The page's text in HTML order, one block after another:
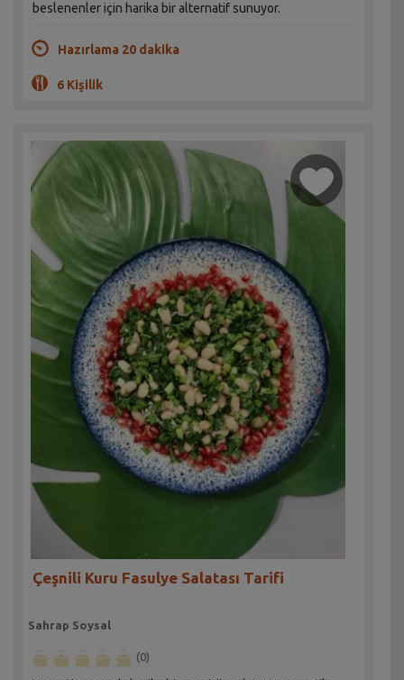
beslenenler için harika bir alternatif sunuyor.
Hazırlama 20 dakika
6 Kişilik
Çeşnili Kuru Fasulye Salatası Tarifi
Sahrap Soysal
(0)